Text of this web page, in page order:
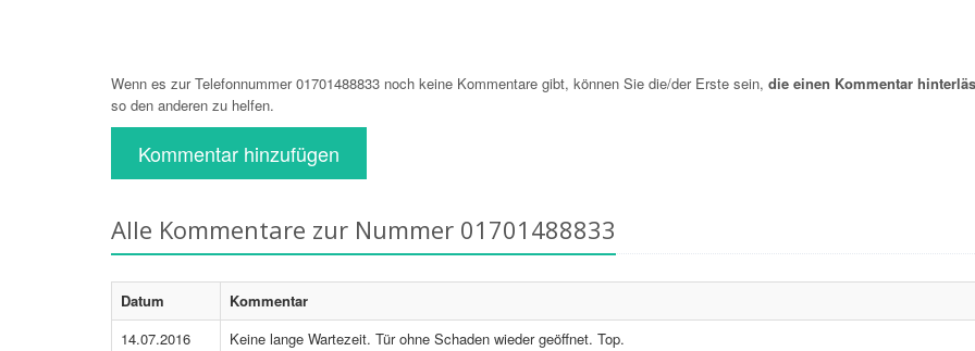
Wenn es zur Telefonnummer 01701488833 noch keine Kommentare gibt, können Sie die/der Erste sein, die einen Kommentar
so den anderen zu helfen.
Kommentar hinzufügen
Alle Kommentare zur Nummer 01701488833
Datum
Kommentar
14.07.2016
Keine lange Wartezeit. Tür ohne Schaden wieder geöffnet. Top.